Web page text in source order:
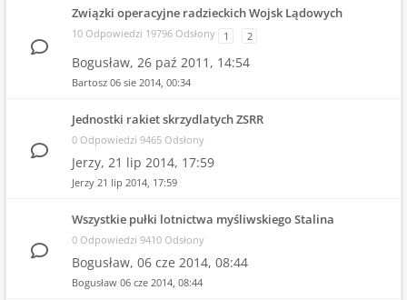
Związki operacyjne radzieckich Wojsk Lądowych
10 Odpowiedzi 19796 Odsłony 1 2
Bogusław, 26 paź 2011, 14:54
Bartosz 06 sie 2014, 00:34
Jednostki rakiet skrzydlatych ZSRR
0 Odpowiedzi 9465 Odsłony
Jerzy, 21 lip 2014, 17:59
Jerzy 21 lip 2014, 17:59
Wszystkie pułki lotnictwa myśliwskiego Stalina
0 Odpowiedzi 9410 Odsłony
Bogusław, 06 cze 2014, 08:44
Bogusław 06 cze 2014, 08:44